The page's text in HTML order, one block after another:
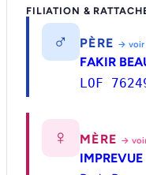
FILIATION &
♂ PÈRE → voir
FAKIR
LOF
♀ MÈRE →
IMPREVUE